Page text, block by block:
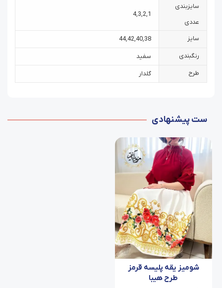
سایزبندی
عددی
1
,
2
,
3
,
4
سایز 38
,
40
,
42
,
44
رنگبندی سفید
طرح گلدار
ست پیشنهادی
شومیز یقه پلیسه قرمز
طرح هیبا